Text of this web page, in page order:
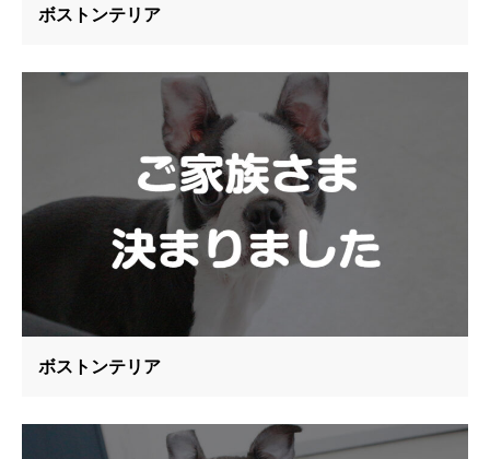
ボストンテリア
ボストンテリア